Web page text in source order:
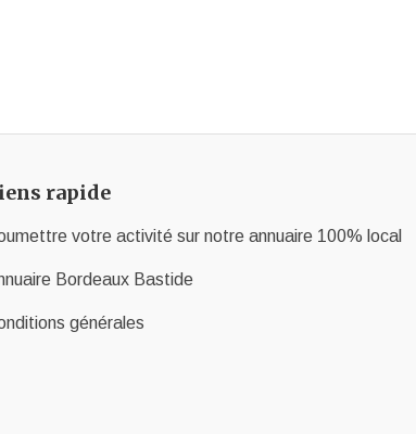
rapide
votre activité sur notre annuaire 100% local
Bordeaux Bastide
générales